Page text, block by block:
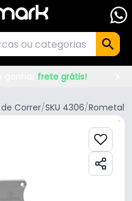
frete grátis!
Correr/SKU 4306/Rometal